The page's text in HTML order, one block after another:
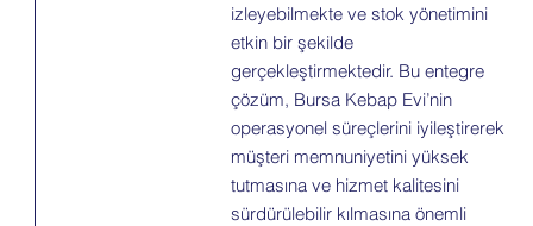
izleyebilmekte ve stok yönetimini
etkin bir şekilde
gerçekleştirmektedir. Bu entegre
çözüm, Bursa Kebap Evi’nin
operasyonel süreçlerini iyileştirerek
müşteri memnuniyetini yüksek
tutmasına ve hizmet kalitesini
sürdürülebilir kılmasına önemli